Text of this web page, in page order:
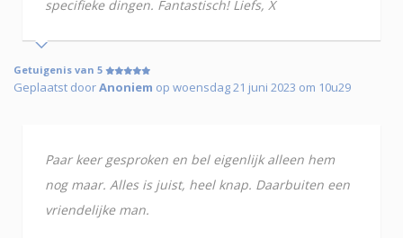
specifieke dingen. Fantastisch! Liefs, X
Getuigenis van 5
Geplaatst doorAnoniem op woensdag 21 juni 2023 om 10u29
Paar keer gesproken en bel eigenlijk alleen hem
nog maar. Alles is juist, heel knap. Daarbuiten een
vriendelijke man.